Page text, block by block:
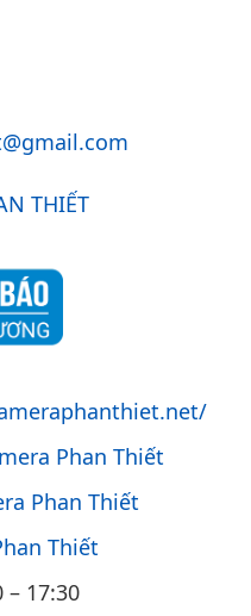
THIẾT
Phan Thiết
Phan Thiết
Thiết
– 17:30